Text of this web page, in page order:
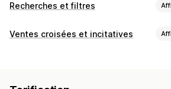
Recherches et filtres
Fonctionnalités de recherche
Ventes croisées et incitatives